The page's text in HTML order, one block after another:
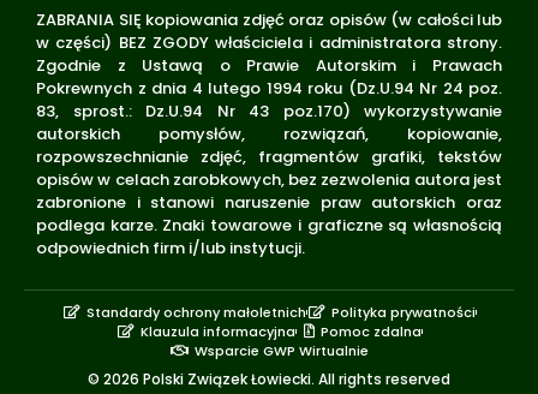
ZABRANIA SIĘ kopiowania zdjęć oraz opisów (w całości lub
w części) BEZ ZGODY właściciela i administratora strony.
Zgodnie z Ustawą o Prawie Autorskim i Prawach
Pokrewnych z dnia 4 lutego 1994 roku (Dz.U.94 Nr 24 poz.
83, sprost.: Dz.U.94 Nr 43 poz.170) wykorzystywanie
autorskich pomysłów, rozwiązań, kopiowanie,
rozpowszechnianie zdjęć, fragmentów grafiki, tekstów
opisów w celach zarobkowych, bez zezwolenia autora jest
zabronione i stanowi naruszenie praw autorskich oraz
podlega karze. Znaki towarowe i graficzne są własnością
odpowiednich firm i/lub instytucji.
© 2026 Polski Związek Łowiecki. All rights reserved
Standardy ochrony małoletnich
Polityka prywatności
Klauzula informacyjna
Pomoc zdalna
Wsparcie GWP Wirtualnie